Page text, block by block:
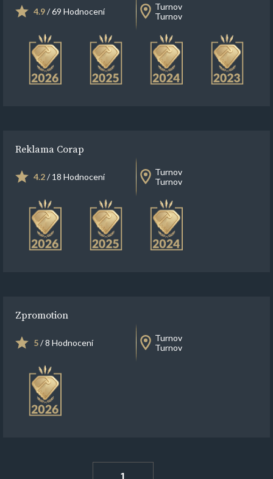
4.9/ 69 Hodnocení
Turnov
Turnov
Reklama Corap
4.2/ 18 Hodnocení
Turnov
Turnov
Zpromotion
5/ 8 Hodnocení
Turnov
Turnov